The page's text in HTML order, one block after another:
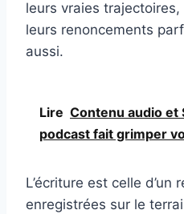
leurs vraies
leurs renoncements
aussi.
Lire Contenu audio et
podcast fait grimper
L’écriture est celle d’un
enregistrées sur le